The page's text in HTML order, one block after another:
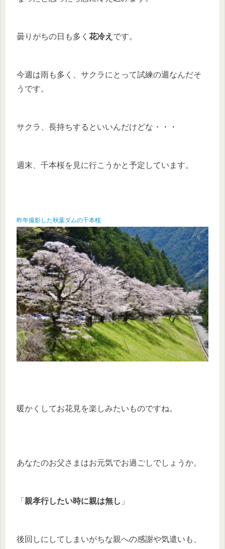
曇りがちの日も多く 花冷え です。
今週は雨も多く、サクラにとって試練の週なんだそ
うです。
サクラ、長持ちするといいんだけどな・・・
週末、千本桜を見に行こうかと予定しています。
昨年撮影した秋葉ダムの千本桜
暖かくしてお花見を楽しみたいものですね。
あなたのお父さまはお元気でお過ごしでしょうか。
「 親孝行したい時に親は無し 」
後回しにしてしまいがちな親への感謝や気遣いも、